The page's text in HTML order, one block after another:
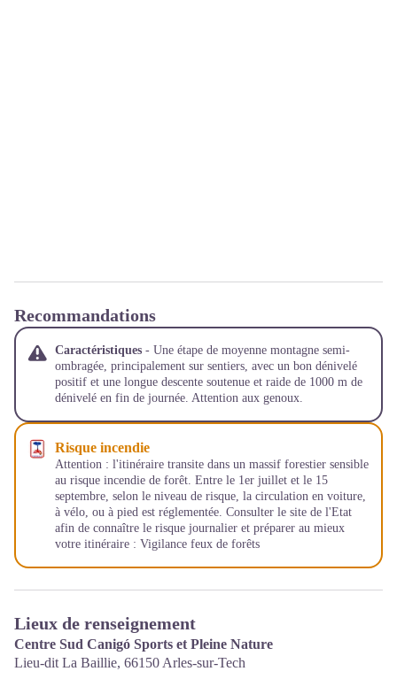
Recommandations
Caractéristiques - Une étape de moyenne montagne semi-
ombragée, principalement sur sentiers, avec un bon dénivelé
positif et une longue descente soutenue et raide de 1000 m de
dénivelé en fin de journée. Attention aux genoux.
Risque incendie
Attention : l'itinéraire transite dans un massif forestier sensible
au risque incendie de forêt. Entre le 1er juillet et le 15
septembre, selon le niveau de risque, la circulation en voiture,
à vélo, ou à pied est réglementée. Consulter le site de l'Etat
afin de connaître le risque journalier et préparer au mieux
votre itinéraire : Vigilance feux de forêts
Lieux de renseignement
Centre Sud Canigó Sports et Pleine Nature
Lieu-dit La Baillie, 66150 Arles-sur-Tech